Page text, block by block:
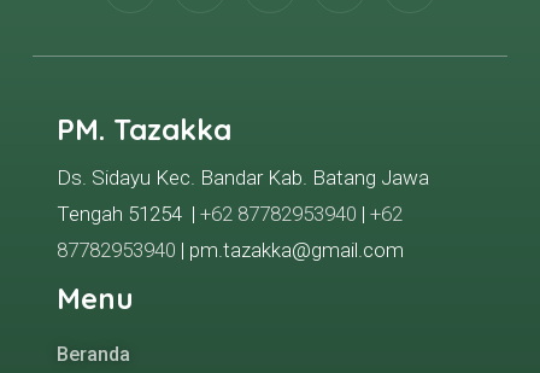
PM. Tazakka
Ds. Sidayu Kec. Bandar Kab. Batang Jawa
Tengah 51254 | +62 87782953940 | +62
87782953940 | pm.tazakka@gmail.com
Menu
Beranda